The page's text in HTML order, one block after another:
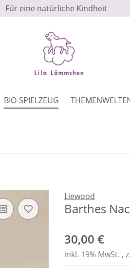
Für eine natürliche Kindheit
BIO-SPIELZEUG
Liewood
Barthes
30,00 €
inkl. 19% MwSt. ,